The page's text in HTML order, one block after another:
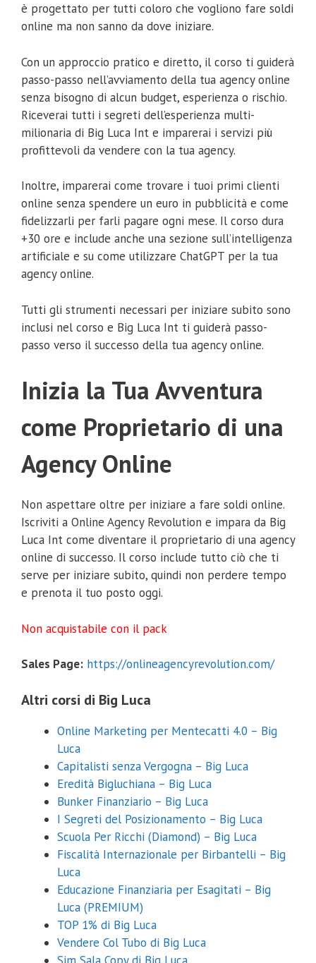
è progettato per tutti coloro che vogliono fare soldi
online ma non sanno da dove iniziare.
Con un approccio pratico e diretto, il corso ti guiderà
passo-passo nell’avviamento della tua agency online
senza bisogno di alcun budget, esperienza o rischio.
Riceverai tutti i segreti dell’esperienza multi-
milionaria di Big Luca Int e imparerai i servizi più
profittevoli da vendere con la tua agency.
Inoltre, imparerai come trovare i tuoi primi clienti
online senza spendere un euro in pubblicità e come
fidelizzarli per farli pagare ogni mese. Il corso dura
+30 ore e include anche una sezione sull’intelligenza
artificiale e su come utilizzare ChatGPT per la tua
agency online.
Tutti gli strumenti necessari per iniziare subito sono
inclusi nel corso e Big Luca Int ti guiderà passo-
passo verso il successo della tua agency online.
Inizia la Tua Avventura
come Proprietario di una
Agency Online
Non aspettare oltre per iniziare a fare soldi online.
Iscriviti a Online Agency Revolution e impara da Big
Luca Int come diventare il proprietario di una agency
online di successo. Il corso include tutto ciò che ti
serve per iniziare subito, quindi non perdere tempo
e prenota il tuo posto oggi.
Non acquistabile con il pack
Sales Page: https://onlineagencyrevolution.com/
Altri corsi di Big Luca
Online Marketing per Mentecatti 4.0 – Big
Luca
Capitalisti senza Vergogna – Big Luca
Eredità Bigluchiana – Big Luca
Bunker Finanziario – Big Luca
I Segreti del Posizionamento – Big Luca
Scuola Per Ricchi (Diamond) – Big Luca
Fiscalità Internazionale per Birbantelli – Big
Luca
Educazione Finanziaria per Esagitati – Big
Luca (PREMIUM)
TOP 1% di Big Luca
Vendere Col Tubo di Big Luca